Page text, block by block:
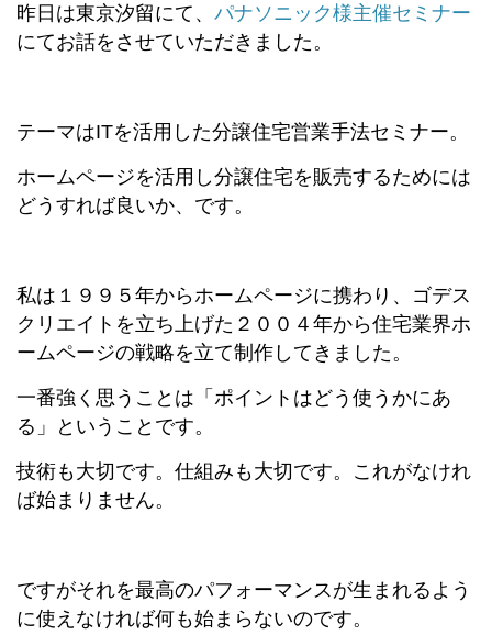
昨日は東京汐留にて、 パナソニック様主催セミナー
にてお話をさせていただきました。
テーマはITを活用した分譲住宅営業手法セミナー。
ホームページを活用し分譲住宅を販売するためには
どうすれば良いか、です。
私は１９９５年からホームページに携わり、ゴデス
クリエイトを立ち上げた２００４年から住宅業界ホ
ームページの戦略を立て制作してきました。
一番強く思うことは「ポイントはどう使うかにあ
る」ということです。
技術も大切です。仕組みも大切です。これがなけれ
ば始まりません。
ですがそれを最高のパフォーマンスが生まれるよう
に使えなければ何も始まらないのです。